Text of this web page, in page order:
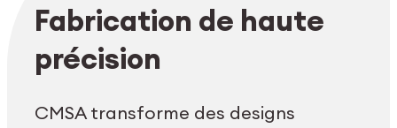
Fabrication de haute
précision
CMSA transforme des designs